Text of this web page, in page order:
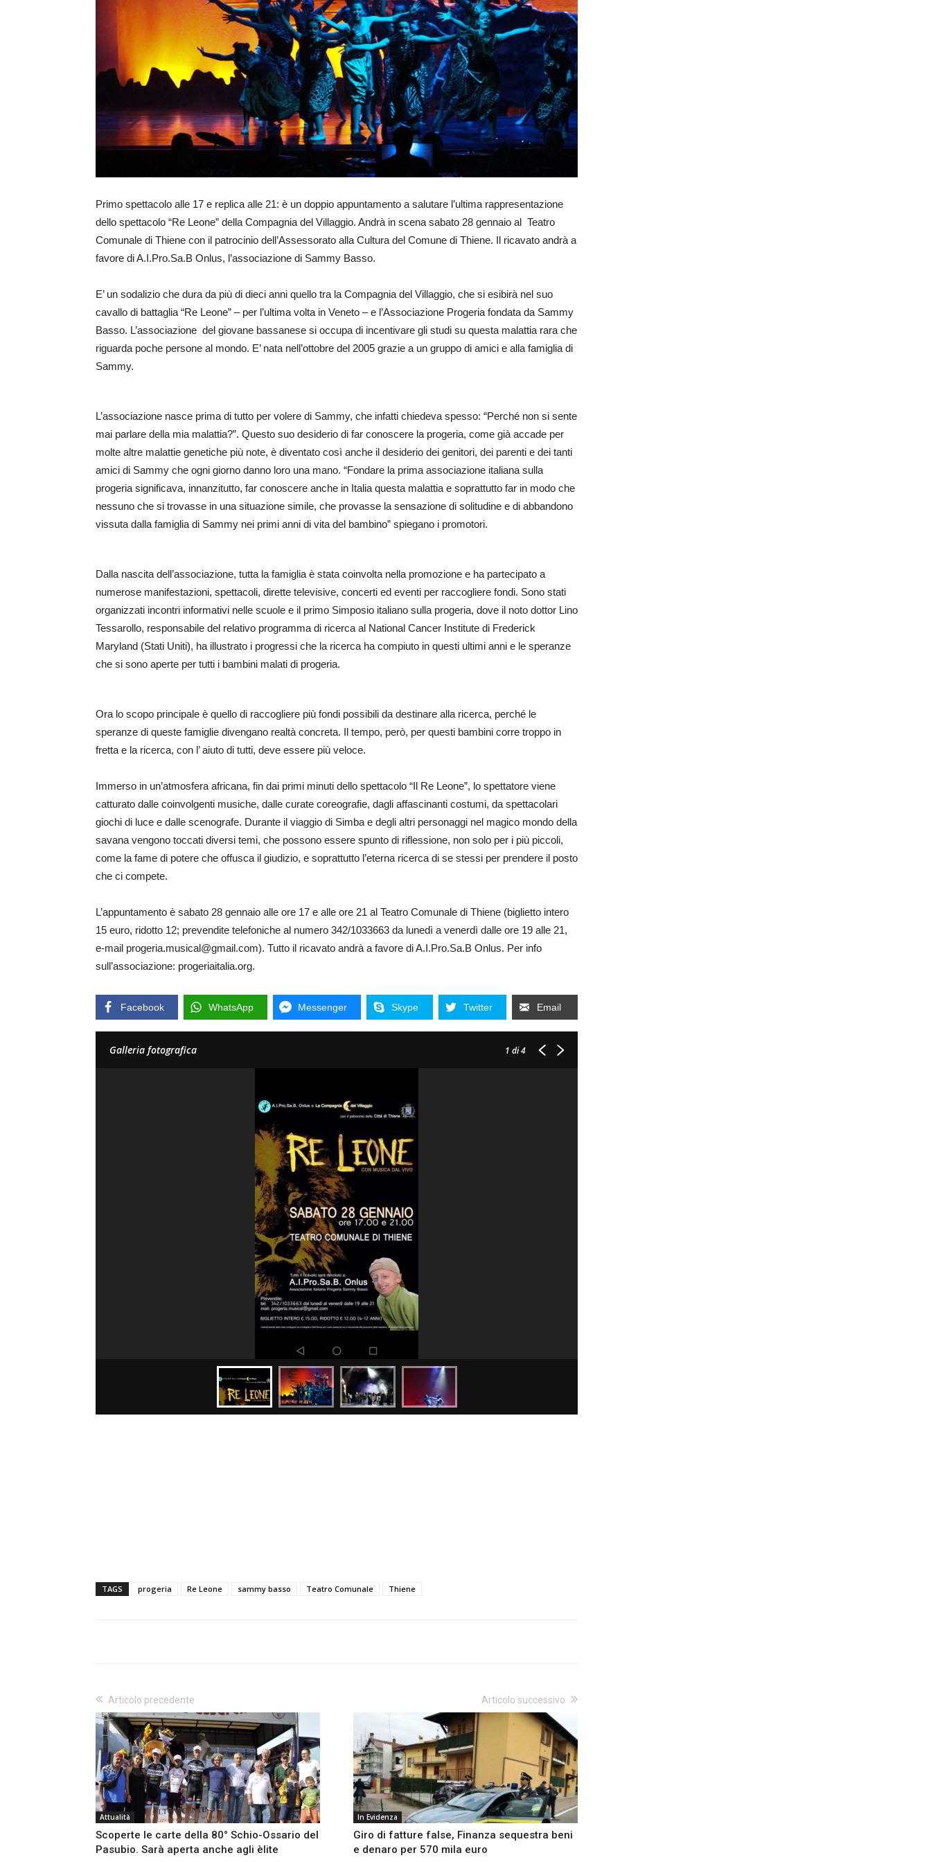
Primo spettacolo alle 17 e replica alle 21: è un doppio appuntamento a salutare l’ultima rappresentazione
dello spettacolo “Re Leone” della Compagnia del Villaggio. Andrà in scena sabato 28 gennaio al Teatro
Comunale di Thiene con il patrocinio dell’Assessorato alla Cultura del Comune di Thiene. Il ricavato andrà a
favore di A.I.Pro.Sa.B Onlus, l’associazione di Sammy Basso.
E’ un sodalizio che dura da più di dieci anni quello tra la Compagnia del Villaggio, che si esibirà nel suo
cavallo di battaglia “Re Leone” – per l’ultima volta in Veneto – e l’Associazione Progeria fondata da Sammy
Basso. L’associazione del giovane bassanese si occupa di incentivare gli studi su questa malattia rara che
riguarda poche persone al mondo. E’ nata nell’ottobre del 2005 grazie a un gruppo di amici e alla famiglia di
Sammy.
L’associazione nasce prima di tutto per volere di Sammy, che infatti chiedeva spesso: “Perché non si sente
mai parlare della mia malattia?”. Questo suo desiderio di far conoscere la progeria, come già accade per
molte altre malattie genetiche più note, è diventato così anche il desiderio dei genitori, dei parenti e dei tanti
amici di Sammy che ogni giorno danno loro una mano. “Fondare la prima associazione italiana sulla
progeria significava, innanzitutto, far conoscere anche in Italia questa malattia e soprattutto far in modo che
nessuno che si trovasse in una situazione simile, che provasse la sensazione di solitudine e di abbandono
vissuta dalla famiglia di Sammy nei primi anni di vita del bambino” spiegano i promotori.
Dalla nascita dell’associazione, tutta la famiglia è stata coinvolta nella promozione e ha partecipato a
numerose manifestazioni, spettacoli, dirette televisive, concerti ed eventi per raccogliere fondi. Sono stati
organizzati incontri informativi nelle scuole e il primo Simposio italiano sulla progeria, dove il noto dottor Lino
Tessarollo, responsabile del relativo programma di ricerca al National Cancer Institute di Frederick
Maryland (Stati Uniti), ha illustrato i progressi che la ricerca ha compiuto in questi ultimi anni e le speranze
che si sono aperte per tutti i bambini malati di progeria.
Ora lo scopo principale è quello di raccogliere più fondi possibili da destinare alla ricerca, perché le
speranze di queste famiglie divengano realtà concreta. Il tempo, però, per questi bambini corre troppo in
fretta e la ricerca, con l’ aiuto di tutti, deve essere più veloce.
Immerso in un’atmosfera africana, fin dai primi minuti dello spettacolo “Il Re Leone”, lo spettatore viene
catturato dalle coinvolgenti musiche, dalle curate coreografie, dagli affascinanti costumi, da spettacolari
giochi di luce e dalle scenografe. Durante il viaggio di Simba e degli altri personaggi nel magico mondo della
savana vengono toccati diversi temi, che possono essere spunto di riflessione, non solo per i più piccoli,
come la fame di potere che offusca il giudizio, e soprattutto l’eterna ricerca di se stessi per prendere il posto
che ci compete.
L’appuntamento è sabato 28 gennaio alle ore 17 e alle ore 21 al Teatro Comunale di Thiene (biglietto intero
15 euro, ridotto 12; prevendite telefoniche al numero 342/1033663 da lunedì a venerdì dalle ore 19 alle 21,
e-mail progeria.musical@gmail.com). Tutto il ricavato andrà a favore di A.I.Pro.Sa.B Onlus. Per info
sull’associazione: progeriaitalia.org.
Facebook WhatsApp Messenger Skype Twitter Email
Galleria fotografica 1 di 4
TAGS progeria Re Leone sammy basso Teatro Comunale Thiene
Articolo precedente
Attualità
Scoperte le carte della 80° Schio-Ossario del
Pasubio. Sarà aperta anche agli èlite
Articolo successivo
In Evidenza
Giro di fatture false, Finanza sequestra beni
e denaro per 570 mila euro